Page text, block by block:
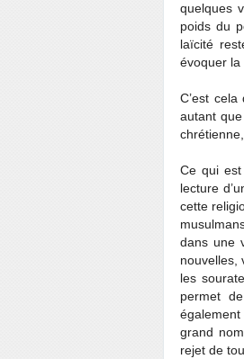
quelques
poids du
laïcité
évoquer la
C’est
autant
Ce qui
lecture
cette
dans une
nouvelles,
les
permet
grand
rejet de